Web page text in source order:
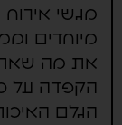
מגשי אירוח
מיוחדים
את מה
הקפדה על
הגלם